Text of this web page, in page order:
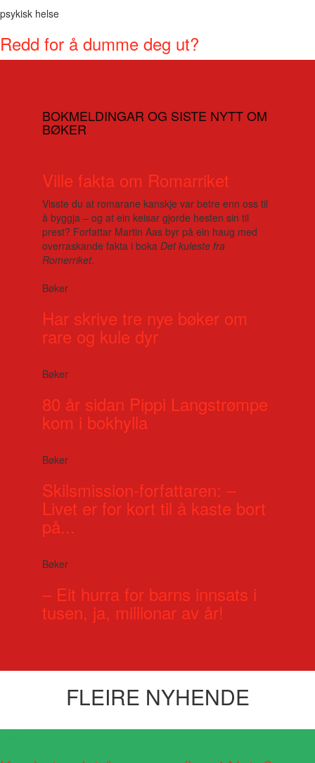
psykisk helse
Redd for å dumme deg ut?
BOKMELDINGAR OG SISTE NYTT OM
BØKER
Ville fakta om Romarriket
Visste du at romarane kanskje var betre enn oss til
å byggja – og at ein keisar gjorde hesten sin til
prest? Forfattar Martin Aas byr på ein haug med
overraskande fakta i boka Det kuleste fra
Romerriket.
Bøker
Har skrive tre nye bøker om
rare og kule dyr
Bøker
80 år sidan Pippi Langstrømpe
kom i bokhylla
Bøker
Skilsmission-forfattaren: –
Livet er for kort til å kaste bort
på...
Bøker
– Eit hurra for barns innsats i
tusen, ja, millionar av år!
FLEIRE NYHENDE